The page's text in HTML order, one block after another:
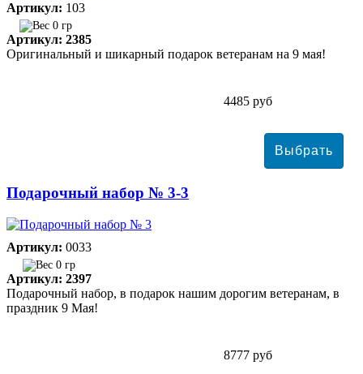
Артикул: 103
0 гр
Артикул: 2385
Оригинальный и шикарный подарок ветеранам на 9 мая!
4485 руб
Подарочный набор № 3-3
Артикул: 0033
0 гр
Артикул: 2397
Подарочный набор, в подарок нашим дорогим ветеранам, в
праздник 9 Мая!
8777 руб